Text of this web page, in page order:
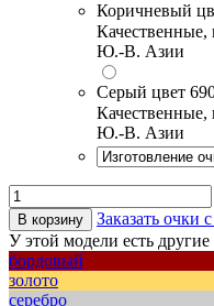
Коричневый
Качественные,
Ю.-В. Азии
Серый цвет
Качественные,
Ю.-В. Азии
В корзину
Заказать очки
У этой модели есть другие
бордовый
золото
серебро